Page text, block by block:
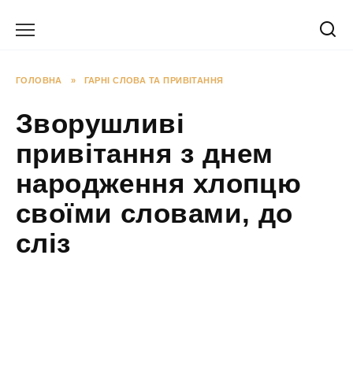
ГОЛОВНА » ГАРНІ СЛОВА ТА ПРИВІТАННЯ
Зворушливі
привітання з днем
народження хлопцю
своїми словами, до
сліз